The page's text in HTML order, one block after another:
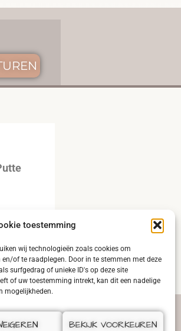
toestemming
wij technologieën zoals cookies om
of te raadplegen. Door in te stemmen met deze
surfgedrag of unieke ID's op deze site
of uw toestemming intrekt, kan dit een nadelige
mogelijkheden.
BEKIJK VOORKEUREN